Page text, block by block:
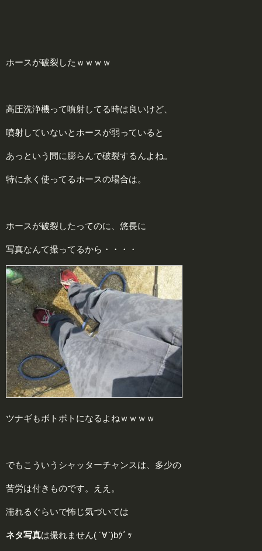
ホースが破裂したｗｗｗｗ
高圧洗浄機って噴射してる時は良いけど、
噴射していないとホースが弱っていると
あっという間に膨らんで破裂するんよね。
特に永く使ってるホースの場合は。
ホースが破裂したってのに、悠長に
写真なんて撮ってるから・・・・
ツナギもボトボトになるよねｗｗｗｗ
でもこういうシャッターチャンスは、多少の
苦労は付きものです。ええ。
濡れるぐらいで怖じ気づいては
ネタ写真は撮れません( ´∀`)bｸﾞｯ